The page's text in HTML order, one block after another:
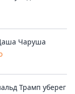
Чаруша
Трамп уберег